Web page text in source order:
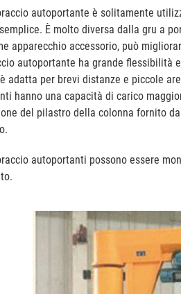
autoportante è solitamente
È molto diversa dalla gru a
apparecchio accessorio, può
autoportante ha grande flessibilità
adatta per brevi distanze e piccole
hanno una capacità di carico
del pilastro della colonna fornito
autoportanti possono essere